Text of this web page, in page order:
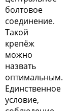
болтовое
соединение.
Такой
крепёж
можно
назвать
оптимальным.
Единственное
условие,